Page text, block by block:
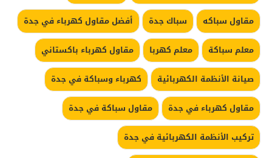
مقاول سباكه
سباك جدة
أفضل مقاول كهرباء في جدة
معلم سباكة
معلم كهربا
مقاول كهرباء باكستاني
صيانة الأنظمة الكهربائية
كهرباء وسباكة في جدة
مقاول كهرباء في جدة
مقاول سباكة في جدة
تركيب الأنظمة الكهربائية في جدة